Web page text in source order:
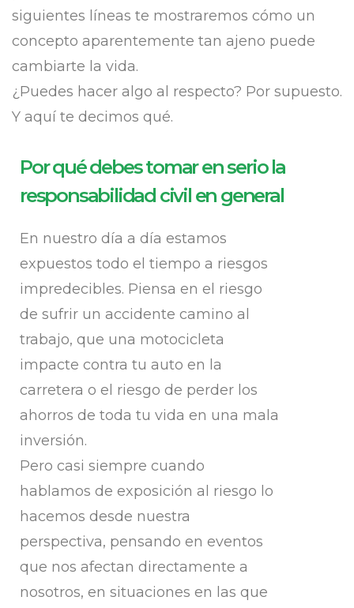
siguientes líneas te mostraremos cómo un
concepto aparentemente tan ajeno puede
cambiarte la vida.
¿Puedes hacer algo al respecto? Por supuesto.
Y aquí te decimos qué.
Por qué debes tomar en serio la
responsabilidad civil en general
En nuestro día a día estamos
expuestos todo el tiempo a riesgos
impredecibles. Piensa en el riesgo
de sufrir un accidente camino al
trabajo, que una motocicleta
impacte contra tu auto en la
carretera o el riesgo de perder los
ahorros de toda tu vida en una mala
inversión.
Pero casi siempre cuando
hablamos de exposición al riesgo lo
hacemos desde nuestra
perspectiva, pensando en eventos
que nos afectan directamente a
nosotros, en situaciones en las que